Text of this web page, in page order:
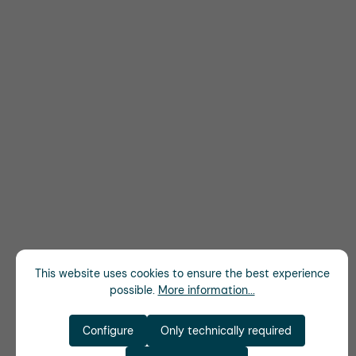
This website uses cookies to ensure the best experience
possible. More information...
Only technically required
Configure